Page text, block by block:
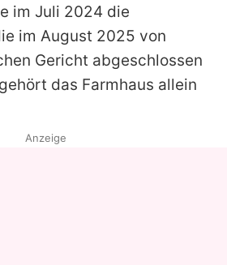
im Juli 2024 die
im August 2025 von
Gericht abgeschlossen
das Farmhaus allein
Anzeige